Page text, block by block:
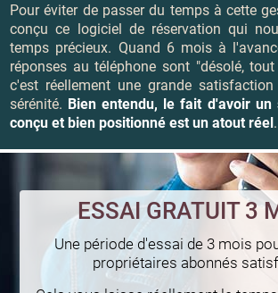
Pour éviter de passer du temps à cette
conçu ce logiciel de réservation qui
temps précieux. Quand 6 mois à
réponses au téléphone sont "désolé,
c'est réellement une grande
sérénité. Bien entendu, le fait d'avoir
conçu et bien positionné est un atout réel.
ESSAI GRATUIT 3
Une période d'essai de 3 mois
propriétaires abonnés